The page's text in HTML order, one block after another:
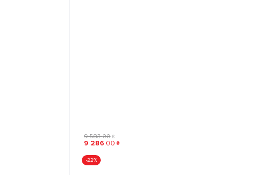
9 583.00 ₴
9 286.00 ₴
-22%